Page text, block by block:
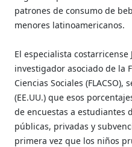
patrones de consumo de
menores latinoamericanos.
El especialista costarricense
investigador asociado de la
Ciencias Sociales
(EE.UU.) que esos
de encuestas a estudiantes
públicas, privadas y
primera vez que los niños